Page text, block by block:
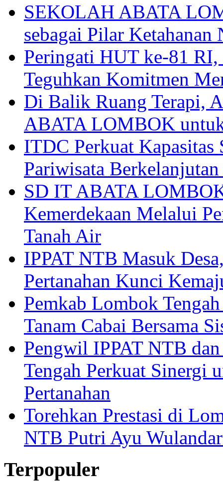
SEKOLAH ABATA
sebagai Pilar Ketahanan
Peringati HUT ke-81
Teguhkan Komitmen
Di Balik Ruang Terapi,
ABATA LOMBOK
ITDC Perkuat
Pariwisata
SD IT ABATA
Kemerdekaan Melalui
Tanah Air
IPPAT NTB Masuk
Pertanahan Kunci
Pemkab Lombok
Tanam Cabai Bersama
Pengwil IPPAT NTB
Tengah Perkuat Sinergi
Pertanahan
Torehkan Prestasi di
NTB Putri Ayu
Terpopuler